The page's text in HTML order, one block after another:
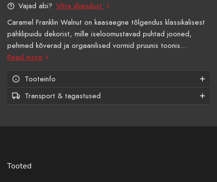
Vajad abi? Võta ühendust
Caramel Franklin Walnut on kaasaegne tõlgendus klassikalisest
pähklipuidu dekorist, mille iseloomustavad puhtad jooned,
pehmed kõverad ja orgaanilised vormid pruunis toonis...
Read more
Tooteinfo
Transport & tagastused
Tooted